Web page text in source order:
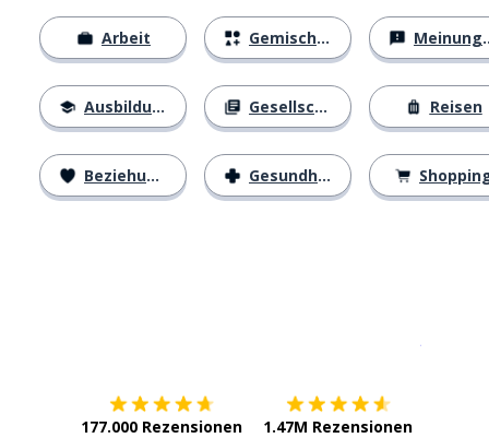
Arbeit
Ausbildung
Beziehungen
Gemischtes
Gesellschaft
Gesundheit
Meinungen
Reisen
177.000 Rezensionen 1.47M Rezensionen